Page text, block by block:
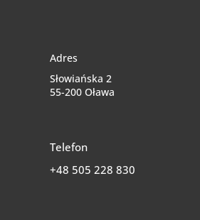
Adres
Słowiańska 2
55-200 Oława
Telefon
+48 505 228 830